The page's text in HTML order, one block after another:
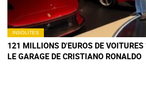
INSOLITES
121 MILLIONS D'EUROS DE
LE GARAGE DE CRISTIANO RONALDO